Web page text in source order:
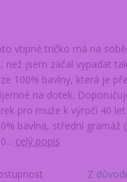
vtipné tričko má na
než jsem začal vypadat
100% bavlny, která je
na dotek.
pro muže k výročí 40
bavlna, střední gramáž
celý popis
Z